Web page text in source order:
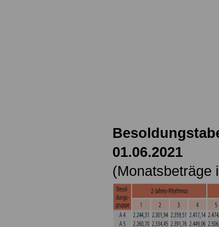
01.06.2021
(Monatsbeträge